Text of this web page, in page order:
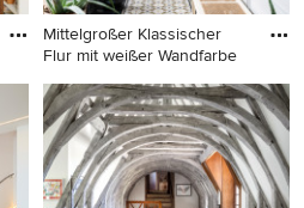
Mittelgroßer Klassischer
Flur mit weißer Wandfarbe
Mittelgroßer Klassischer Flur
mit weißer Wandfarbe,
Terrakottaboden,
Kassettendecke und
Wandpaneelen in Angers